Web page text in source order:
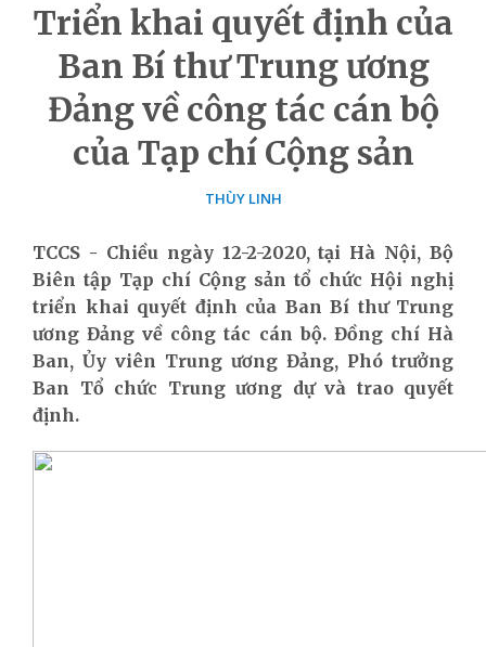
Triển khai quyết định của
Ban Bí thư Trung ương
Đảng về công tác cán bộ
của Tạp chí Cộng sản
THÙY LINH
TCCS - Chiều ngày 12-2-2020, tại Hà Nội, Bộ
Biên tập Tạp chí Cộng sản tổ chức Hội nghị
triển khai quyết định của Ban Bí thư Trung
ương Đảng về công tác cán bộ. Đồng chí Hà
Ban, Ủy viên Trung ương Đảng, Phó trưởng
Ban Tổ chức Trung ương dự và trao quyết
định.